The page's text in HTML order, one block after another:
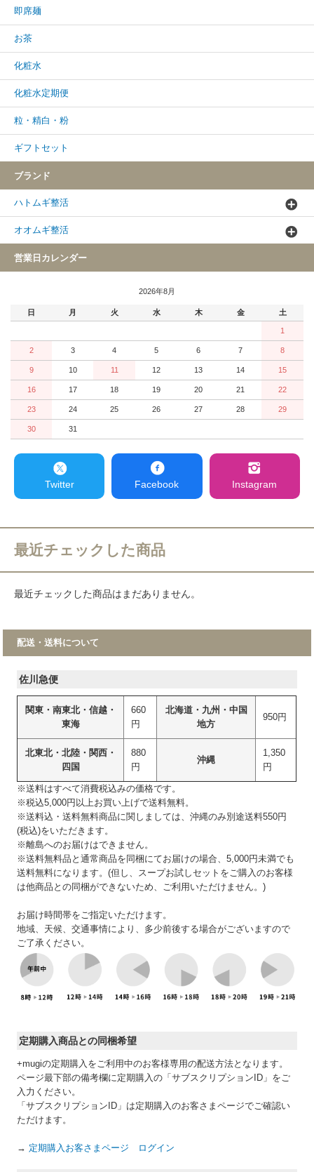
即席麺
お茶
化粧水
化粧水定期便
粒・精白・粉
ギフトセット
ブランド
ハトムギ整活
オオムギ整活
営業日カレンダー
2026年8月
日 月 火 水 木 金 土
1
2 3 4 5 6 7 8
9 10 11 12 13 14 15
16 17 18 19 20 21 22
23 24 25 26 27 28 29
30 31
Twitter Facebook Instagram
最近チェックした商品
最近チェックした商品はまだありません。
配送・送料について
佐川急便
関東・南東北・信越・
東海
660
円
北海道・九州・中国
地方
950円
北東北・北陸・関西・
四国
880
円
沖縄
1,350
円
※送料はすべて消費税込みの価格です。
※税込5,000円以上お買い上げで送料無料。
※送料込・送料無料商品に関しましては、沖縄のみ別途送料550円
(税込)をいただきます。
※離島へのお届けはできません。
※送料無料品と通常商品を同梱にてお届けの場合、5,000円未満でも
送料無料になります。(但し、スープお試しセットをご購入のお客様
は他商品との同梱ができないため、ご利用いただけません。)
お届け時間帯をご指定いただけます。
地域、天候、交通事情により、多少前後する場合がございますので
ご了承ください。
定期購入商品との同梱希望
+mugiの定期購入をご利用中のお客様専用の配送方法となります。
ページ最下部の備考欄に定期購入の「サブスクリプションID」をご
入力ください。
「サブスクリプションID」は定期購入のお客さまページでご確認い
ただけます。
→ 定期購入お客さまページ ログイン